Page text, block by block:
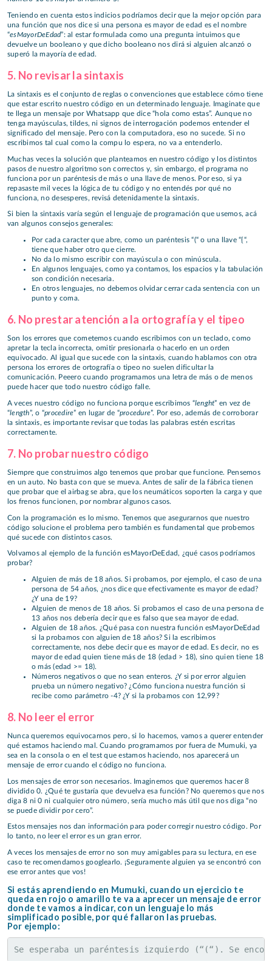
Teniendo en cuenta estos indicios podríamos decir que la mejor opción para
una función que nos dice si una persona es mayor de edad es el nombre
“esMayorDeEdad”: al estar formulada como una pregunta intuimos que
devuelve un booleano y que dicho booleano nos dirá si alguien alcanzó o
superó la mayoría de edad.
5. No revisar la sintaxis
La sintaxis es el conjunto de reglas o convenciones que establece cómo tiene
que estar escrito nuestro código en un determinado lenguaje. Imaginate que
te llega un mensaje por Whatsapp que dice “hola como estas”. Aunque no
tenga mayúsculas, tildes, ni signos de interrogación podemos entender el
significado del mensaje. Pero con la computadora, eso no sucede. Si no
escribimos tal cual como la compu lo espera, no va a entenderlo.
Muchas veces la solución que planteamos en nuestro código y los distintos
pasos de nuestro algoritmo son correctos y, sin embargo, el programa no
funciona por un paréntesis de más o una llave de menos. Por eso, si ya
repasaste mil veces la lógica de tu código y no entendés por qué no
funciona, no desesperes, revisá detenidamente la sintaxis.
Si bien la sintaxis varía según el lenguaje de programación que usemos, acá
van algunos consejos generales:
Por cada caracter que abre, como un paréntesis “(“ o una llave “{“,
tiene que haber otro que cierre.
No da lo mismo escribir con mayúscula o con minúscula.
En algunos lenguajes, como ya contamos, los espacios y la tabulación
son condición necesaria.
En otros lenguajes, no debemos olvidar cerrar cada sentencia con un
punto y coma.
6. No prestar atención a la ortografía y el tipeo
Son los errores que cometemos cuando escribimos con un teclado, como
apretar la tecla incorrecta, omitir presionarla o hacerlo en un orden
equivocado. Al igual que sucede con la sintaxis, cuando hablamos con otra
persona los errores de ortografía o tipeo no suelen dificultar la
comunicación. Peeero cuando programamos una letra de más o de menos
puede hacer que todo nuestro código falle.
A veces nuestro código no funciona porque escribimos “lenght” en vez de
“length”, o “procedire” en lugar de “procedure”. Por eso, además de corroborar
la sintaxis, es importante revisar que todas las palabras estén escritas
correctamente.
7. No probar nuestro código
Siempre que construimos algo tenemos que probar que funcione. Pensemos
en un auto. No basta con que se mueva. Antes de salir de la fábrica tienen
que probar que el airbag se abra, que los neumáticos soporten la carga y que
los frenos funcionen, por nombrar algunos casos.
Con la programación es lo mismo. Tenemos que asegurarnos que nuestro
código solucione el problema pero también es fundamental que probemos
qué sucede con distintos casos.
Volvamos al ejemplo de la función esMayorDeEdad, ¿qué casos podríamos
probar?
Alguien de más de 18 años. Si probamos, por ejemplo, el caso de una
persona de 54 años, ¿nos dice que efectivamente es mayor de edad?
¿Y una de 19?
Alguien de menos de 18 años. Si probamos el caso de una persona de
13 años nos debería decir que es falso que sea mayor de edad.
Alguien de 18 años. ¿Qué pasa con nuestra función esMayorDeEdad
si la probamos con alguien de 18 años? Si la escribimos
correctamente, nos debe decir que es mayor de edad. Es decir, no es
mayor de edad quien tiene más de 18 (edad > 18), sino quien tiene 18
o más (edad >= 18).
Números negativos o que no sean enteros. ¿Y si por error alguien
prueba un número negativo? ¿Cómo funciona nuestra función si
recibe como parámetro -4? ¿Y si la probamos con 12,99?
8. No leer el error
Nunca queremos equivocarnos pero, si lo hacemos, vamos a querer entender
qué estamos haciendo mal. Cuando programamos por fuera de Mumuki, ya
sea en la consola o en el test que estamos haciendo, nos aparecerá un
mensaje de error cuando el código no funciona.
Los mensajes de error son necesarios. Imaginemos que queremos hacer 8
dividido 0. ¿Qué te gustaría que devuelva esa función? No queremos que nos
diga 8 ni 0 ni cualquier otro número, sería mucho más útil que nos diga “no
se puede dividir por cero”.
Estos mensajes nos dan información para poder corregir nuestro código. Por
lo tanto, no leer el error es un gran error.
A veces los mensajes de error no son muy amigables para su lectura, en ese
caso te recomendamos googlearlo. ¡Seguramente alguien ya se encontró con
ese error antes que vos!
Si estás aprendiendo en Mumuki, cuando un ejercicio te
queda en rojo o amarillo te va a aprecer un mensaje de error
donde te vamos a indicar, con un lenguaje lo más
simplificado posible, por qué fallaron las pruebas.
Por ejemplo:
Se esperaba un paréntesis izquierdo (“(“). Se